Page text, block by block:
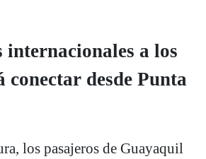
internacionales a los
conectar desde Punta
los pasajeros de Guayaquil